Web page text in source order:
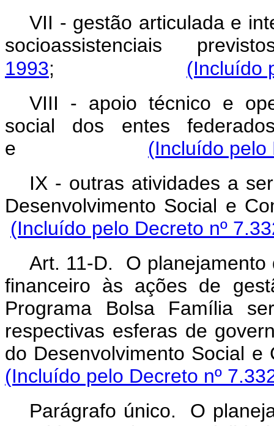
VII - gestão articulada e
socioassistenciais
1993; (Incluído
VIII - apoio técnico e
social dos entes
e (Incluído pelo
IX - outras atividades a
Desenvolvimento
(Incluído pelo Decreto nº
Art. 11-D. O
financeiro às ações de
Programa Bolsa Família
respectivas esferas de
do Desenvolvimento
(Incluído pelo Decreto nº
Parágrafo único. O